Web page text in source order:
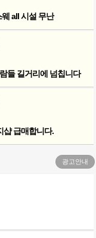
all 시설 무난
들 길거리에 넘칩니다
샵 급매합니다.
광고안내